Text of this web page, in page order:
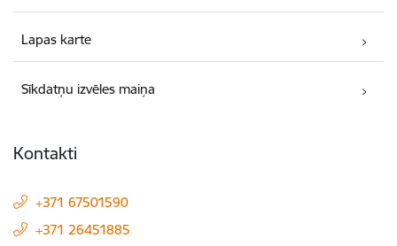
Lapas karte
Sīkdatņu izvēles maiņa
Kontakti
+371 67501590
+371 26451885